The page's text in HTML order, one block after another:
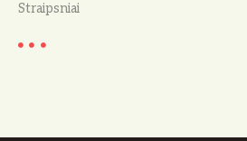
Straipsniai